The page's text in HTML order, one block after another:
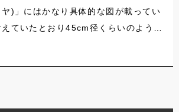
)」にはかなり具体的な図が載ってい
えていたとおり45cm径くらいのよう…